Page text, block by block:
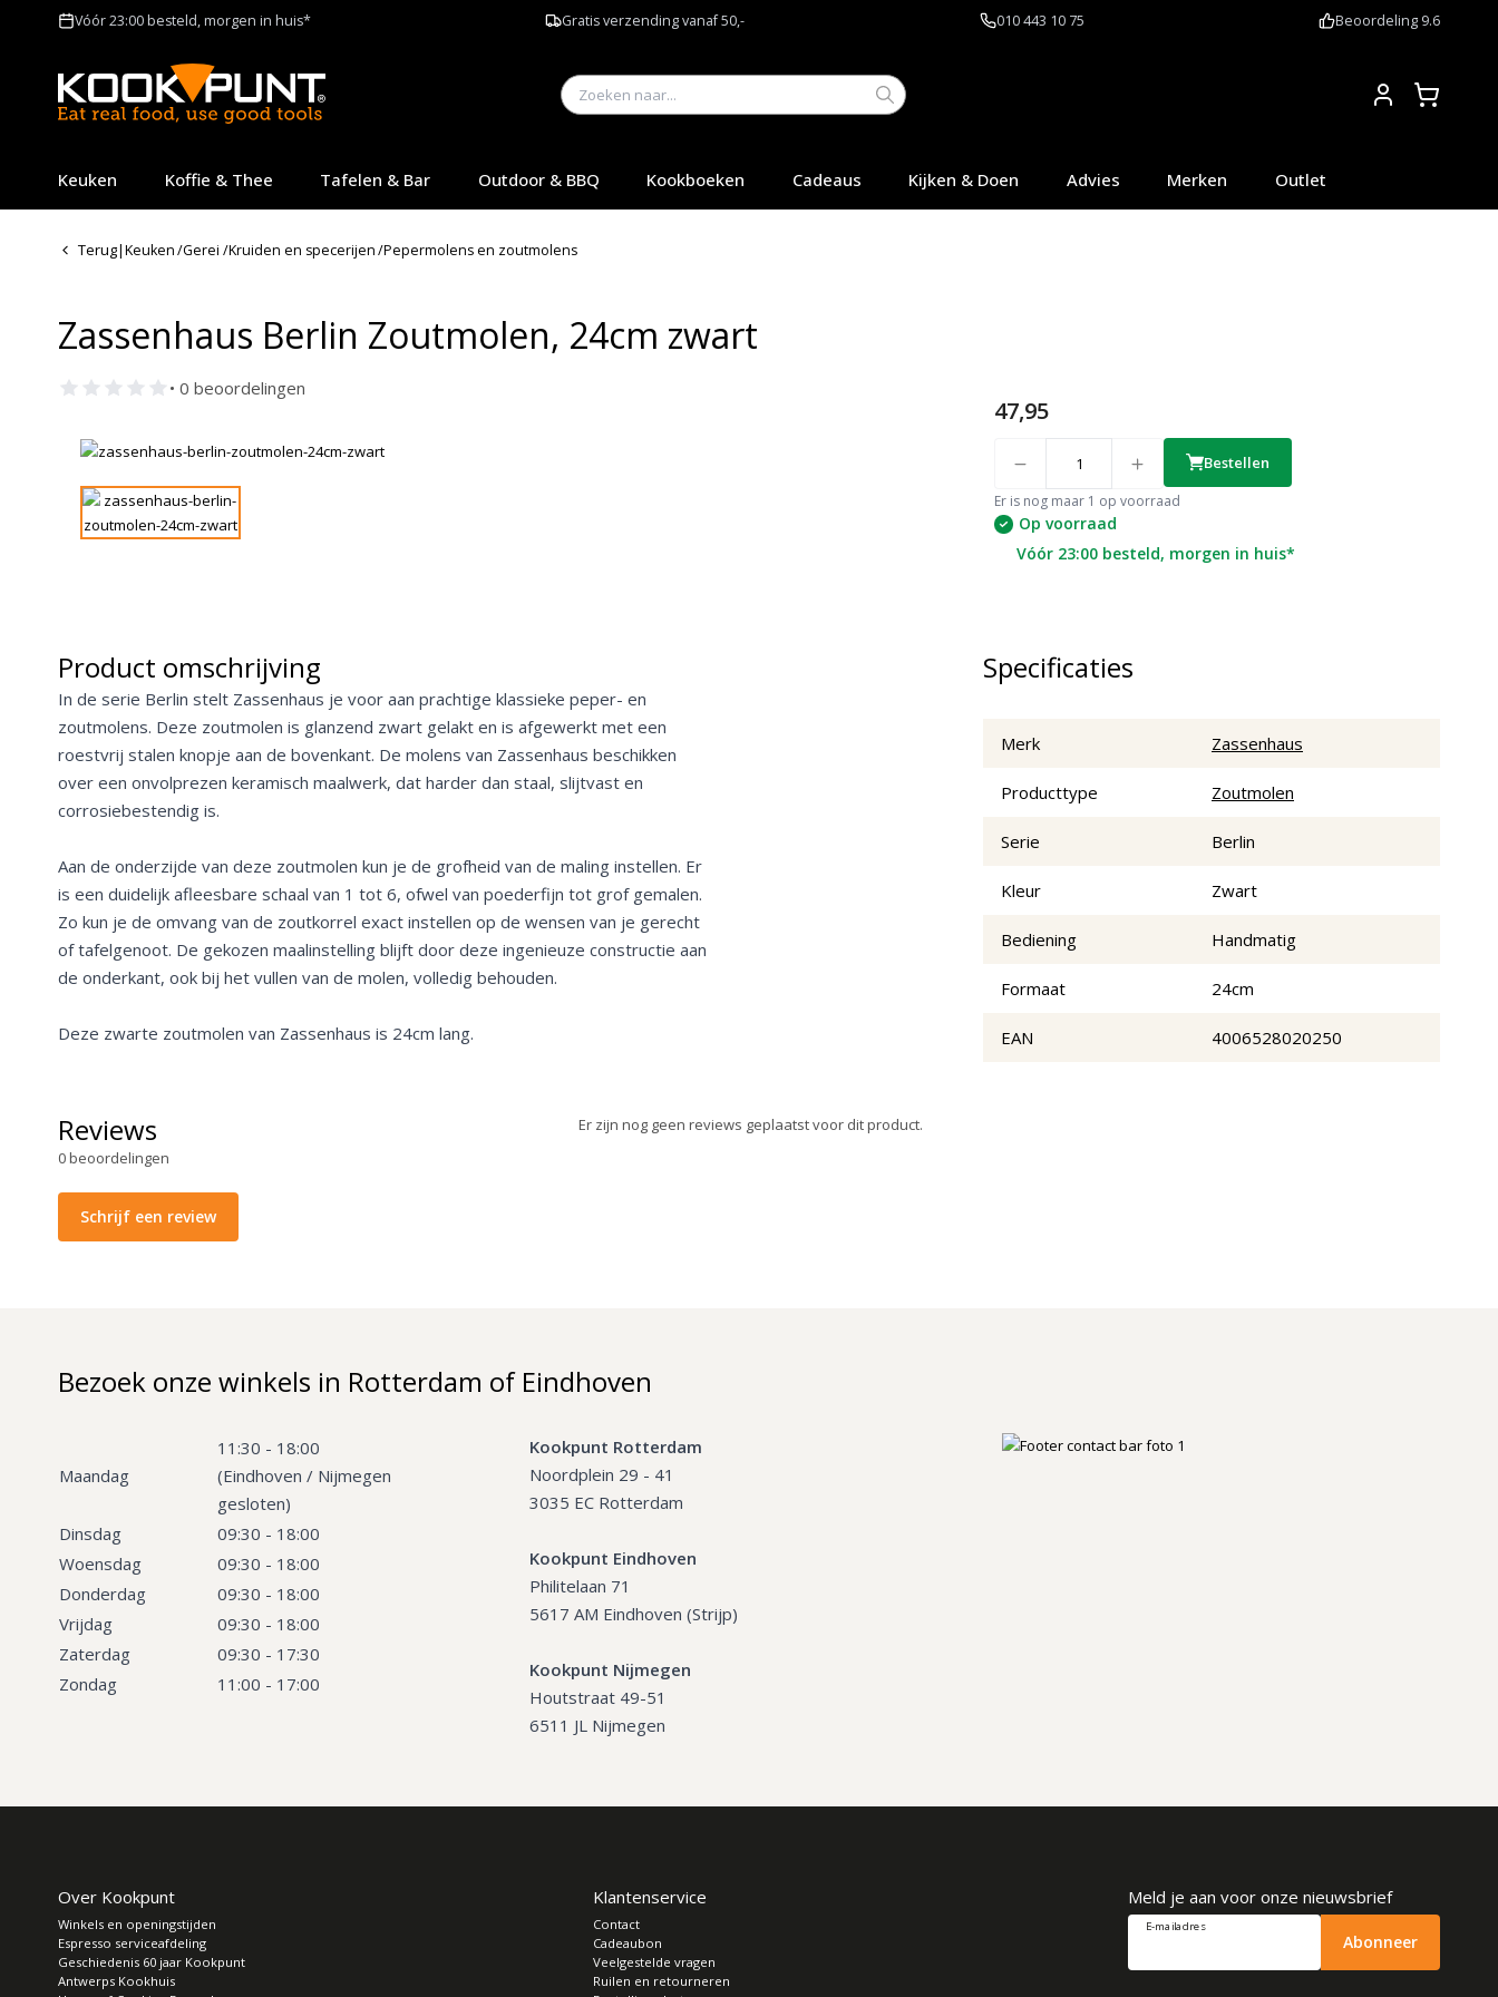
Vóór 23:00 besteld, morgen in huis* Gratis verzending vanaf 50,- 010 443 10 75 Beoordeling 9.6
Keuken Koffie & Thee Tafelen & Bar Outdoor & BBQ Kookboeken Cadeaus Kijken & Doen Advies Merken Outlet
Terug|Keuken/Gerei /Kruiden en specerijen/Pepermolens en zoutmolens
Zassenhaus Berlin Zoutmolen, 24cm zwart
• 0 beoordelingen
47,95
Er is nog maar 1 op voorraad
Bestellen
Op voorraad
Vóór 23:00 besteld, morgen in huis*
Product omschrijving
In de serie Berlin stelt Zassenhaus je voor aan prachtige klassieke peper- en
zoutmolens. Deze zoutmolen is glanzend zwart gelakt en is afgewerkt met een
roestvrij stalen knopje aan de bovenkant. De molens van Zassenhaus beschikken
over een onvolprezen keramisch maalwerk, dat harder dan staal, slijtvast en
corrosiebestendig is.
Aan de onderzijde van deze zoutmolen kun je de grofheid van de maling instellen. Er
is een duidelijk afleesbare schaal van 1 tot 6, ofwel van poederfijn tot grof gemalen.
Zo kun je de omvang van de zoutkorrel exact instellen op de wensen van je gerecht
of tafelgenoot. De gekozen maalinstelling blijft door deze ingenieuze constructie aan
de onderkant, ook bij het vullen van de molen, volledig behouden.
Deze zwarte zoutmolen van Zassenhaus is 24cm lang.
Specificaties
Merk Zassenhaus
Producttype Zoutmolen
Serie Berlin
Kleur Zwart
Bediening Handmatig
Formaat 24cm
EAN 4006528020250
Reviews
0beoordelingen
Schrijf een review
Er zijn nog geen reviews geplaatst voor dit product.
Bezoek onze winkels in Rotterdam of Eindhoven
Maandag
11:30 - 18:00
(Eindhoven / Nijmegen
gesloten)
Dinsdag
09:30 - 18:00
Woensdag
09:30 - 18:00
Donderdag
09:30 - 18:00
Vrijdag
09:30 - 18:00
Zaterdag
09:30 - 17:30
Zondag
11:00 - 17:00
Kookpunt Rotterdam
Noordplein 29 - 41
3035 EC Rotterdam
Kookpunt Eindhoven
Philitelaan 71
5617 AM Eindhoven (Strijp)
Kookpunt Nijmegen
Houtstraat 49-51
6511 JL Nijmegen
Over Kookpunt
Winkels en openingstijden
Espresso serviceafdeling
Geschiedenis 60 jaar Kookpunt
Antwerps Kookhuis
Klantenservice
Contact
Cadeaubon
Veelgestelde vragen
Ruilen en retourneren
Meld je aan voor onze nieuwsbrief
E-mailadres
Abonneer